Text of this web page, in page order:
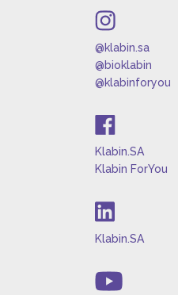
@klabin.sa
@bioklabin
@klabinforyou
Klabin.SA
Klabin ForYou
Klabin.SA